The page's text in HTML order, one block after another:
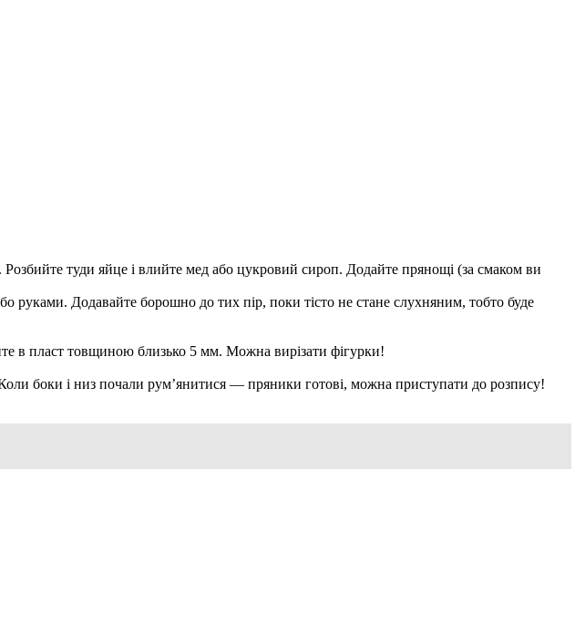
туди яйце і влийте мед або цукровий сироп. Додайте прянощі (за смаком ви
Додавайте борошно до тих пір, поки тісто не стане слухняним, тобто буде
в пласт товщиною близько 5 мм. Можна вирізати фігурки!
боки і низ почали рум’янитися — пряники готові, можна приступати до розпису!